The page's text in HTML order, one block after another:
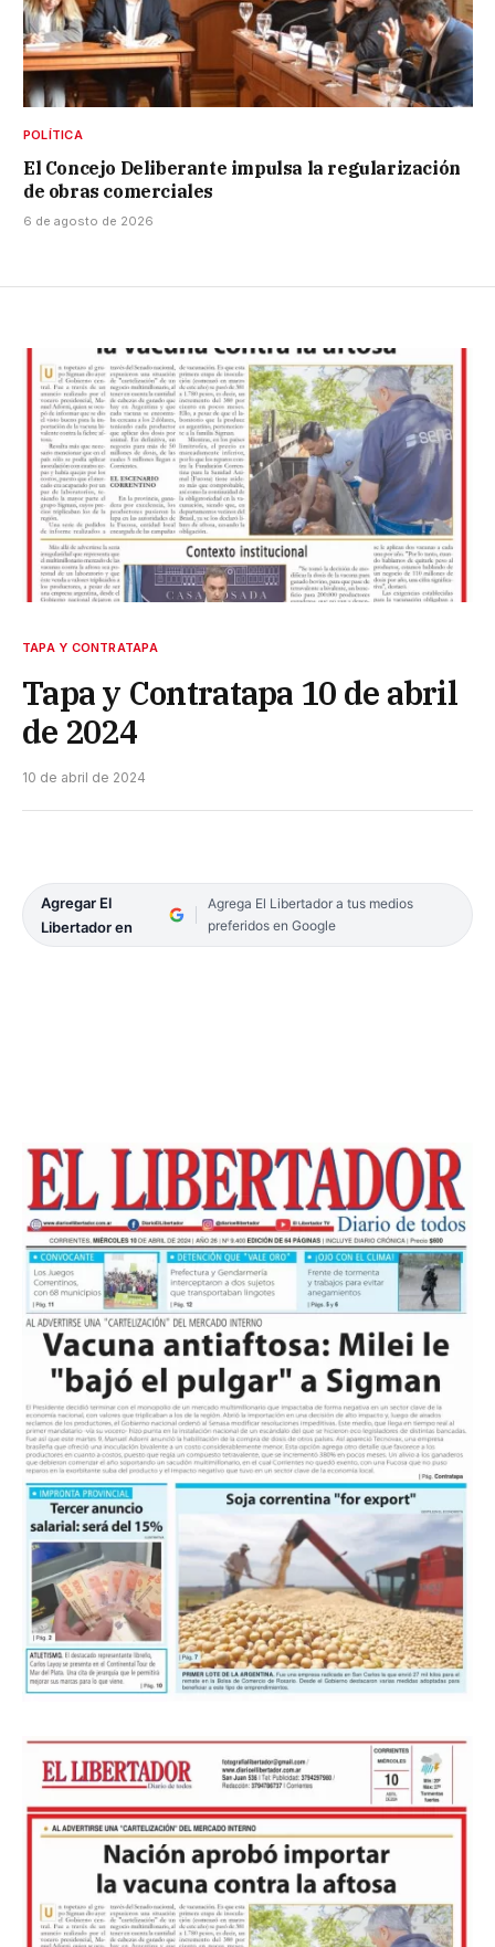
POLÍTICA
El Concejo Deliberante impulsa la regularización
de obras comerciales
6 de agosto de 2026
TAPA Y CONTRATAPA
Tapa y Contratapa 10 de abril
de 2024
10 de abril de 2024
Agregar El
Libertador en
Agrega El Libertador a tus medios
preferidos en Google